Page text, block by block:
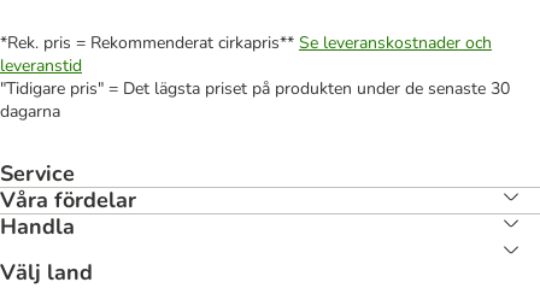
*Rek. pris = Rekommenderat cirkapris** Se leveranskostnader och
leveranstid
"Tidigare pris" = Det lägsta priset på produkten under de senaste 30
dagarna
Service
Våra fördelar
Handla
Välj land